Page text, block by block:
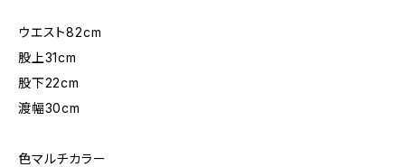
ウエスト82cm
股上31cm
股下22cm
渡幅30cm
色マルチカラー